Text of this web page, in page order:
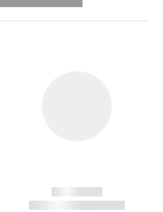
------------
----------- -----------